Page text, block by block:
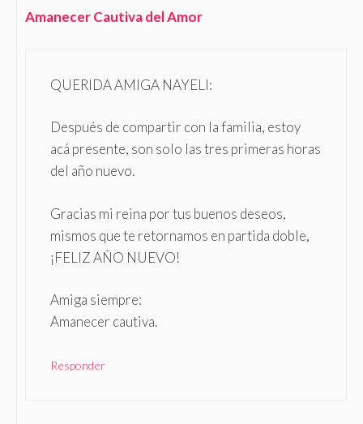
Amanecer Cautiva del Amor
QUERIDA AMIGA NAYELI:
Después de compartir con la familia, estoy
acá presente, son solo las tres primeras horas
del año nuevo.
Gracias mi reina por tus buenos deseos,
mismos que te retornamos en partida doble,
¡FELIZ AÑO NUEVO!
Amiga siempre:
Amanecer cautiva.
Responder